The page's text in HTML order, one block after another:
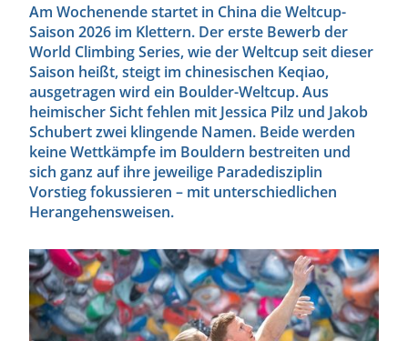
Am Wochenende startet in China die Weltcup-
Saison 2026 im Klettern. Der erste Bewerb der
World Climbing Series, wie der Weltcup seit dieser
Saison heißt, steigt im chinesischen Keqiao,
ausgetragen wird ein Boulder-Weltcup. Aus
heimischer Sicht fehlen mit Jessica Pilz und Jakob
Schubert zwei klingende Namen. Beide werden
keine Wettkämpfe im Bouldern bestreiten und
sich ganz auf ihre jeweilige Paradedisziplin
Vorstieg fokussieren – mit unterschiedlichen
Herangehensweisen.